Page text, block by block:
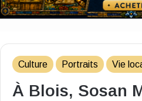
Culture Portraits Vie
À Blois, Sosan